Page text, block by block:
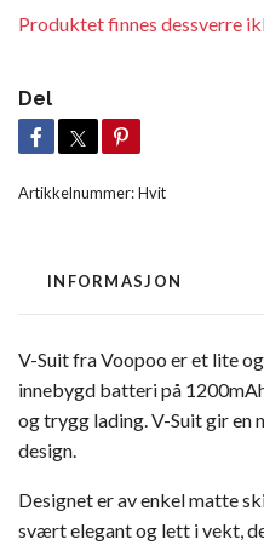
Produktet finnes dessverre
Del
Artikkelnummer:Hvit
INFORMASJON
V-Suit fra Voopoo er et lite
innebygd batteri på
og trygg lading. V-Suit gir en
design.
Designet er av enkel matte
svært elegant og lett i vekt,